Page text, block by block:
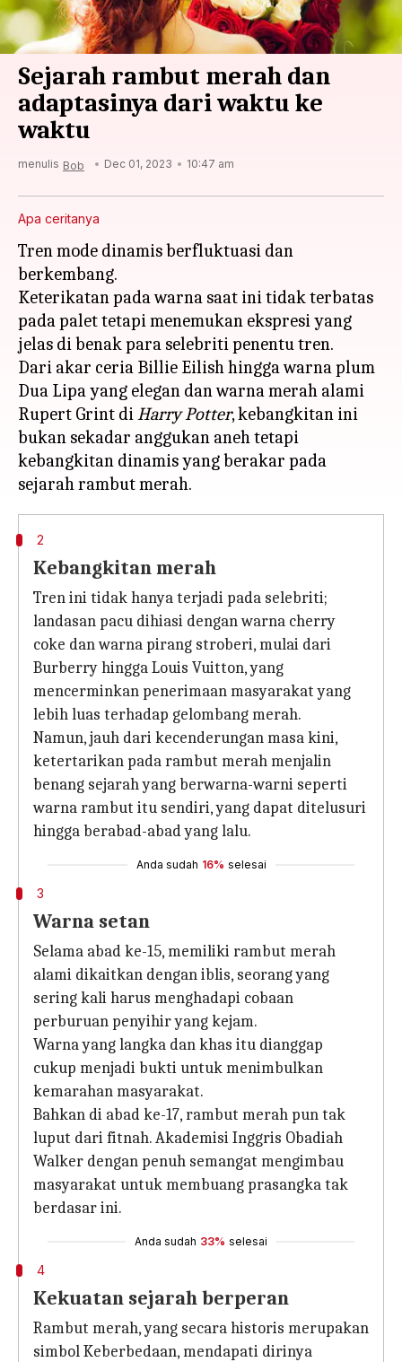
Sejarah rambut merah dan
adaptasinya dari waktu ke
waktu
menulis Bob Dec 01, 2023 10:47 am
Apa ceritanya
Tren mode dinamis berfluktuasi dan
berkembang.
Keterikatan pada warna saat ini tidak terbatas
pada palet tetapi menemukan ekspresi yang
jelas di benak para selebriti penentu tren.
Dari akar ceria Billie Eilish hingga warna plum
Dua Lipa yang elegan dan warna merah alami
Rupert Grint diHarry Potter, kebangkitan ini
bukan sekadar anggukan aneh tetapi
kebangkitan dinamis yang berakar pada
2
Kebangkitan merah
Tren ini tidak hanya terjadi pada selebriti;
landasan pacu dihiasi dengan warna cherry
coke dan warna pirang stroberi, mulai dari
Burberry hingga Louis Vuitton, yang
mencerminkan penerimaan masyarakat yang
lebih luas terhadap gelombang merah.
Namun, jauh dari kecenderungan masa kini,
ketertarikan pada rambut merah menjalin
benang sejarah yang berwarna-warni seperti
warna rambut itu sendiri, yang dapat ditelusuri
hingga berabad-abad yang lalu.
Anda sudah 16% selesai
3
Warna setan
Selama abad ke-15, memiliki rambut merah
alami dikaitkan dengan iblis, seorang yang
sering kali harus menghadapi cobaan
perburuan penyihir yang kejam.
Warna yang langka dan khas itu dianggap
cukup menjadi bukti untuk menimbulkan
kemarahan masyarakat.
Bahkan di abad ke-17, rambut merah pun tak
luput dari fitnah. Akademisi Inggris Obadiah
Walker dengan penuh semangat mengimbau
masyarakat untuk membuang prasangka tak
berdasar ini.
Anda sudah 33% selesai
4
Kekuatan sejarah berperan
Rambut merah, yang secara historis merupakan
simbol Keberbedaan, mendapati dirinya